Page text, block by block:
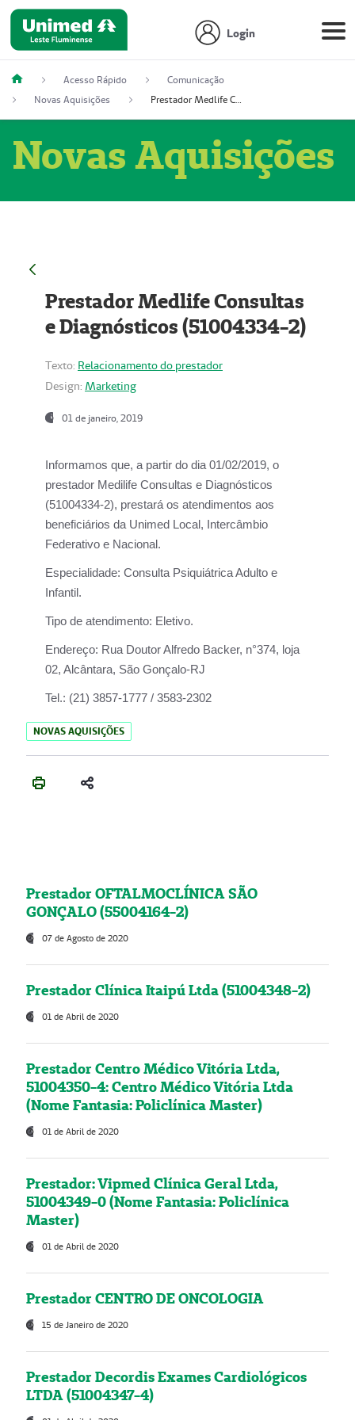
Login
Acesso Rápido
Comunicação
Novas Aquisições
Prestador Medlife Consultas e Diagnósticos (51004334-2)
Novas Aquisições
Prestador Medlife Consultas
e Diagnósticos (51004334-2)
Texto: Relacionamento do prestador
Design: Marketing
01 de janeiro, 2019
Informamos que, a partir do dia 01/02/2019, o
prestador Medilife Consultas e Diagnósticos
(51004334-2), prestará os atendimentos aos
beneficiários da Unimed Local, Intercâmbio
Federativo e Nacional.
Especialidade: Consulta Psiquiátrica Adulto e
Infantil.
Tipo de atendimento: Eletivo.
Endereço: Rua Doutor Alfredo Backer, n°374, loja
02, Alcântara, São Gonçalo-RJ
Tel.: (21) 3857-1777 / 3583-2302
NOVAS AQUISIÇÕES
Prestador OFTALMOCLÍNICA SÃO
GONÇALO (55004164-2)
07 de Agosto de 2020
Prestador Clínica Itaipú Ltda (51004348-2)
01 de Abril de 2020
Prestador Centro Médico Vitória Ltda,
51004350-4: Centro Médico Vitória Ltda
(Nome Fantasia: Policlínica Master)
01 de Abril de 2020
Prestador: Vipmed Clínica Geral Ltda,
51004349-0 (Nome Fantasia: Policlínica
Master)
01 de Abril de 2020
Prestador CENTRO DE ONCOLOGIA
15 de Janeiro de 2020
Prestador Decordis Exames Cardiológicos
LTDA (51004347-4)